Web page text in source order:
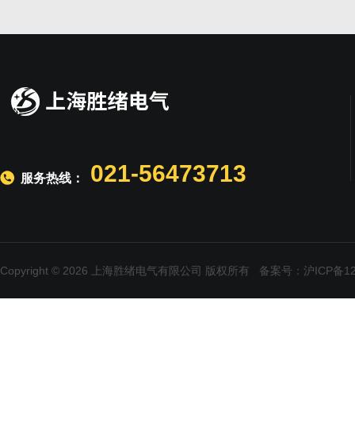
服务热线： 021-56473713
Copyright © 2026 上海胜绪电气有限公司 版权所有 备案号：沪ICP备